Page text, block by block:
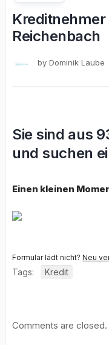
Kreditnehmer
Reichenbach
by Dominik Laube
Sie sind aus
und suchen
Einen kleinen
Formular lädt nicht? Neu
Tags: Kredit
Comments are closed.